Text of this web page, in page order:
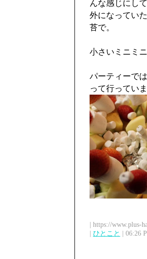
んな感じにし
外になってい
苔で。
小さいミニミ
パーティーで
って行ってい
| https://www.plus-
| ひとこと | 06:26